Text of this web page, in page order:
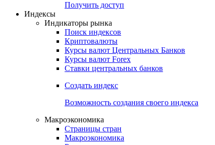
Получить доступ
Индексы
Индикаторы рынка
Поиск индексов
Криптовалюты
Курсы валют Центральных Банков
Курсы валют Forex
Ставки центральных банков
Создать индекс
Возможность создания своего индекса
Макроэкономика
Страницы стран
Макроэкономика